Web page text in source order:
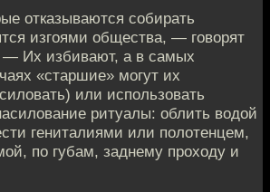
отказываются собирать
изгоями общества, — говорят
— Их избивают, а в самых
«старшие» могут их
или использовать
ритуалы: облить водой
гениталиями или полотенцем,
по губам, заднему проходу и